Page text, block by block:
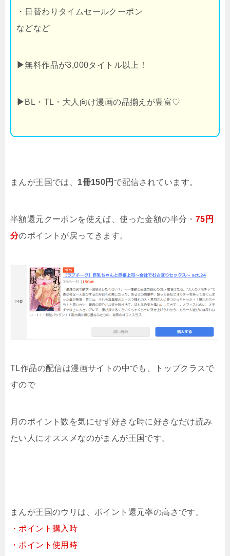
・日替わりタイムセールクーポン
などなど
▶無料作品が3,000タイトル以上！
▶ BL・TL・大人向け漫画の品揃えが豊富♡
まんが王国では、 1冊150円 で配信されています。
半額還元クーポンを使えば、使った金額の半分・ 75円
分のポイントが戻ってきます。
TL作品の配信は漫画サイトの中でも、トップクラスで
すので
月のポイント数を気にせず好きな時に好きなだけ読み
たい人にオススメなのがまんが王国です。
まんが王国のウリは、ポイント還元率の高さです。
・ポイント購入時
・ポイント使用時